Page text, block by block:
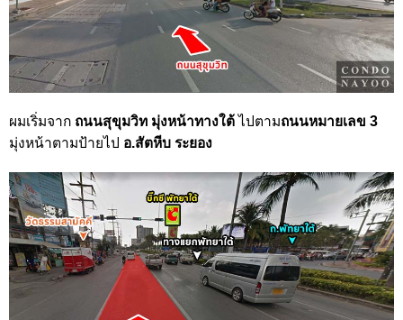
ผมเริ่มจาก ถนนสุขุมวิท มุ่งหน้าทางใต้ไปตามถนนหมายเลข 3
มุ่งหน้าตามป้ายไป อ.สัตหีบ ระยอง